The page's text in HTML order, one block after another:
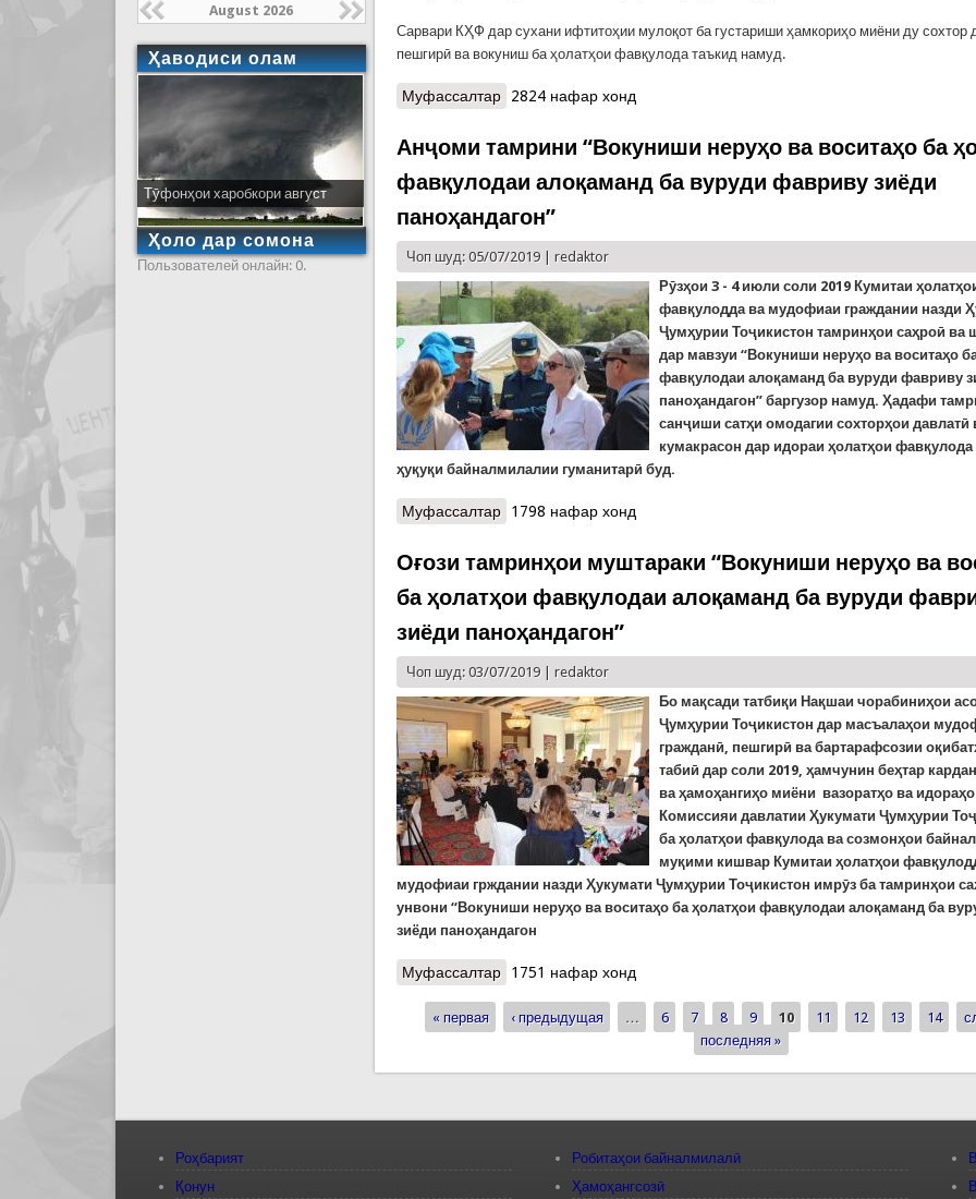
Сарвари КҲФ дар сухани ифтитоҳии мулоқот ба густариши ҳамкориҳо миёни ду сохтор
пешгирӣ ва вокуниш ба ҳолатҳои фавқулода таъкид намуд.
Муфассалтар о Сарвари КҲФ ҳайати Дафтари минтақавии Созмони
2824 нафар хонд
Анҷоми тамрини “Вокуниши неруҳо ва воситаҳо ба
фавқулодаи алоқаманд ба вуруди фавриву зиёди
паноҳандагон”
Чоп шуд: 05/07/2019 |redaktor
Рӯзҳои 3 - 4 июли соли 2019 Кумитаи
фавқулодда ва мудофиаи граждании назди
Ҷумҳурии Тоҷикистон тамринҳои саҳроӣ ва
дар мавзуи “Вокуниши неруҳо ва воситаҳо
фавқулодаи алоқаманд ба вуруди фавриву
паноҳандагон” баргузор намуд. Ҳадафи
санҷиши сатҳи омодагии сохторҳои
кумакрасон дар идораи ҳолатҳои
ҳуқуқи байналмилалии гуманитарӣ буд.
Муфассалтар о Анҷоми тамрини “Вокуниши неруҳо ва воситаҳо ба ҳолатҳои
1798 нафар хонд
Оғози тамринҳои муштараки “Вокуниши неруҳо ва
ба ҳолатҳои фавқулодаи алоқаманд ба вуруди
зиёди паноҳандагон”
Чоп шуд: 03/07/2019 |redaktor
Бо мақсади татбиқи Нақшаи чорабиниҳои
Ҷумҳурии Тоҷикистон дар масъалаҳои
гражданӣ, пешгирӣ ва бартарафсозии
табиӣ дар соли 2019, ҳамчунин беҳтар
ва ҳамоҳангиҳо миёни вазоратҳо ва
Комиссияи давлатии Ҳукумати Ҷумҳурии
ба ҳолатҳои фавқулода ва созмонҳои
муқими кишвар Кумитаи ҳолатҳои
мудофиаи грждании назди Ҳукумати Ҷумҳурии Тоҷикистон имрӯз ба тамринҳои
унвони “Вокуниши неруҳо ва воситаҳо ба ҳолатҳои фавқулодаи алоқаманд ба
зиёди паноҳандагон
Муфассалтар о Оғози тамринҳои муштараки “Вокуниши неруҳо ва воситаҳо
1751 нафар хонд
Страницы
« первая ‹ предыдущая … 6 7 8 9 10 11 12 13 14
последняя »
August 2026
Ҳаводиси олам
Тӯфонҳои харобкори август
Ҳоло дар сомона
Пользователей онлайн: 0.
Роҳбарият
Қонун
Робитаҳои байналмилалӣ
Ҳамоҳангсозӣ